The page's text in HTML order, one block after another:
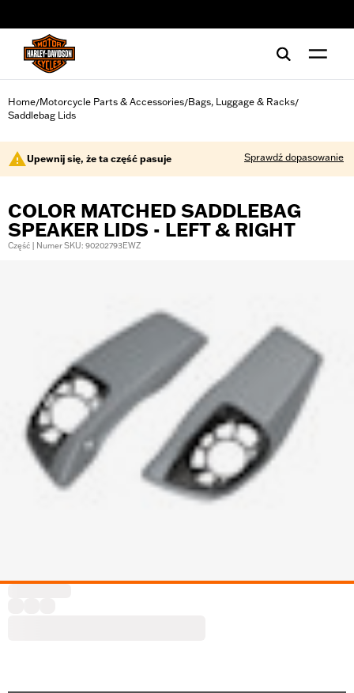
Home/Motorcycle Parts & Accessories/Bags, Luggage & Racks/
Saddlebag Lids
Upewnij się, że ta część pasuje Sprawdź dopasowanie
COLOR MATCHED SADDLEBAG
SPEAKER LIDS - LEFT & RIGHT
Część | Numer SKU: 90202793EWZ